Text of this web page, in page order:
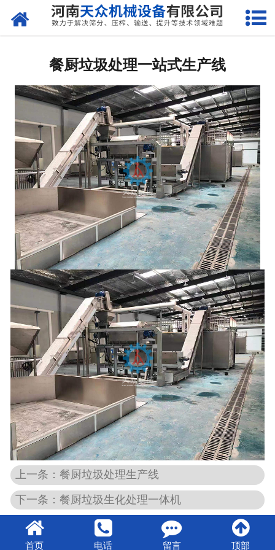
网站首页
新闻资讯
客户案例
现场视频
联系我们
餐厨垃圾处理一站式生产线
上一条：餐厨垃圾处理生产线
下一条：餐厨垃圾生化处理一体机
首页 电话 留言 顶部